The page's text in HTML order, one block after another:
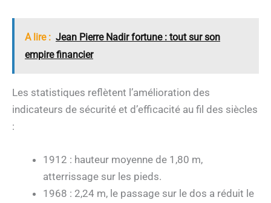
A lire : Jean Pierre Nadir fortune : tout sur son
empire financier
Les statistiques reflètent l’amélioration des
indicateurs de sécurité et d’efficacité au fil des siècles
:
1912 : hauteur moyenne de 1,80 m,
atterrissage sur les pieds.
1968 : 2,24 m, le passage sur le dos a réduit le